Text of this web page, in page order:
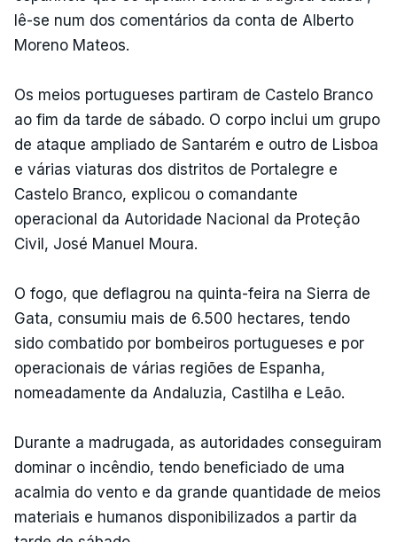
lê-se num dos comentários da conta de Alberto
Moreno Mateos.
Os meios portugueses partiram de Castelo Branco
ao fim da tarde de sábado. O corpo inclui um grupo
de ataque ampliado de Santarém e outro de Lisboa
e várias viaturas dos distritos de Portalegre e
Castelo Branco, explicou o comandante
operacional da Autoridade Nacional da Proteção
Civil, José Manuel Moura.
O fogo, que deflagrou na quinta-feira na Sierra de
Gata, consumiu mais de 6.500 hectares, tendo
sido combatido por bombeiros portugueses e por
operacionais de várias regiões de Espanha,
nomeadamente da Andaluzia, Castilha e Leão.
Durante a madrugada, as autoridades conseguiram
dominar o incêndio, tendo beneficiado de uma
acalmia do vento e da grande quantidade de meios
materiais e humanos disponibilizados a partir da